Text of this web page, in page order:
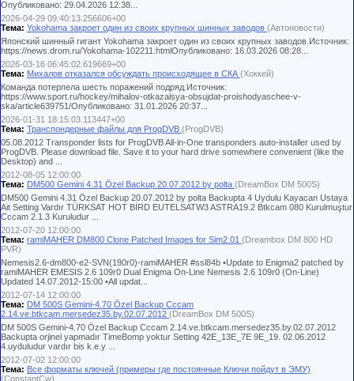
Опубликовано: 29.04.2026 12:38...
2026-04-29 09:40:13.256606+00
Тема: Yokohama закроет один из своих крупных шинных заводов (Автоновости)
Японский шинный гигант Yokohama закроет один из своих крупных заводов.Источник:
https://news.drom.ru/Yokohama-102211.htmlОпубликовано: 16.03.2026 08:28...
2026-03-16 06:45:02.619669+00
Тема: Михалов отказался обсуждать происходящее в СКА (Хоккей)
Команда потерпела шесть поражений подряд.Источник:
https://www.sport.ru/hockey/mihalov-otkazalsya-obsujdat-proishodyaschee-v-
ska/article639751/Опубликовано: 31.01.2026 20:37...
2026-01-31 18:15:03.113447+00
Тема: Транспондерные файлы для ProgDVB (ProgDVB)
05.08.2012 Transponder lists for ProgDVB All-in-One transponders auto-installer used by
ProgDVB. Please download file. Save it to your hard drive somewhere convenient (like the
Desktop) and ...
2012-08-05 12:00:00
Тема: DM500 Gemini 4.31 Özel Backup 20.07.2012 by polta (DreamBox DM 500S)
DM500 Gemini 4.31 Özel Backup 20.07.2012 by polta Backupta 4 Uydulu Kayacan Ustaya
Ait Setting Vardır TÜRKSAT HOT BİRD EUTELSATW3 ASTRA19.2 Btkcam 080 Kurulmuştur
Cccam 2.1.3 Kuruludur ...
2012-07-20 12:00:00
Тема: ramiMAHER DM800 Clone Patched Images for Sim2.01 (Dreambox DM 800 HD
PVR)
Nemesis2.6-dm800-e2-SVN(190r0)-ramiMAHER #ssl84b •Update to Enigma2 patched by
ramiMAHER EMESIS 2.6 109r0 Dual Enigma On-Line Nemesis 2.6 109r0 (On-Line)
Updated 14.07.2012-15:00 •All updat...
2012-07-14 12:00:00
Тема: DM 500S Gemini-4.70 Özel Backup Cccam
2.14.ve.btkcam.mersedez35.by.02.07.2012 (DreamBox DM 500S)
DM 500S Gemini-4.70 Özel Backup Cccam 2.14.ve.btkcam.mersedez35.by.02.07.2012
Backupta orjinel yapmadır TimeBomp yoktur Setting 42E_13E_7E 9E_19. 02.06.2012
4.uyduludur vardır bis k.e.y ...
2012-07-02 12:00:00
Тема: Все форматы ключей (примеры где постоянные Ключи пойдут в ЭМУ)
(ConstantCw)